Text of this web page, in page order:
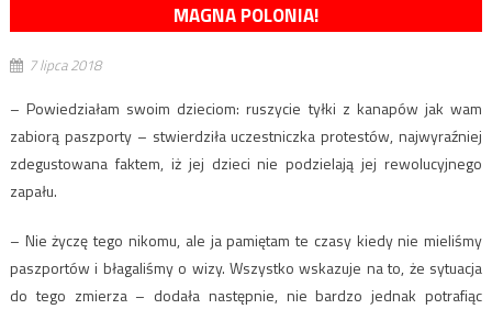
MAGNA POLONIA!
7 lipca 2018
– Powiedziałam swoim dzieciom: ruszycie tyłki z kanapów jak wam
zabiorą paszporty – stwierdziła uczestniczka protestów, najwyraźniej
zdegustowana faktem, iż jej dzieci nie podzielają jej rewolucyjnego
zapału.
– Nie życzę tego nikomu, ale ja pamiętam te czasy kiedy nie mieliśmy
paszportów i błagaliśmy o wizy. Wszystko wskazuje na to, że sytuacja
do tego zmierza – dodała następnie, nie bardzo jednak potrafiąc